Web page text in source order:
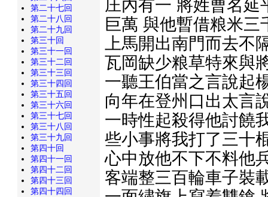
庄內有一 將姓曹名
巨萬 與他暫借粮米
上馬開出南門而去不
瓦岡缺少粮草特來與
一聽王伯當之言說起
向年在登州口出太言
一時性起殺得他討饒
些小事將我打了三十
心中放他不下不料他
客端整三百輪車子裝
第二十七回
第二十八回
第二十九回
第三十回
第三十一回
第三十二回
第三十三回
第三十四回
第三十五回
第三十六回
第三十七回
第三十八回
第三十九回
第四十回
第四十一回
第四十二回
第四十三回
第四十四回